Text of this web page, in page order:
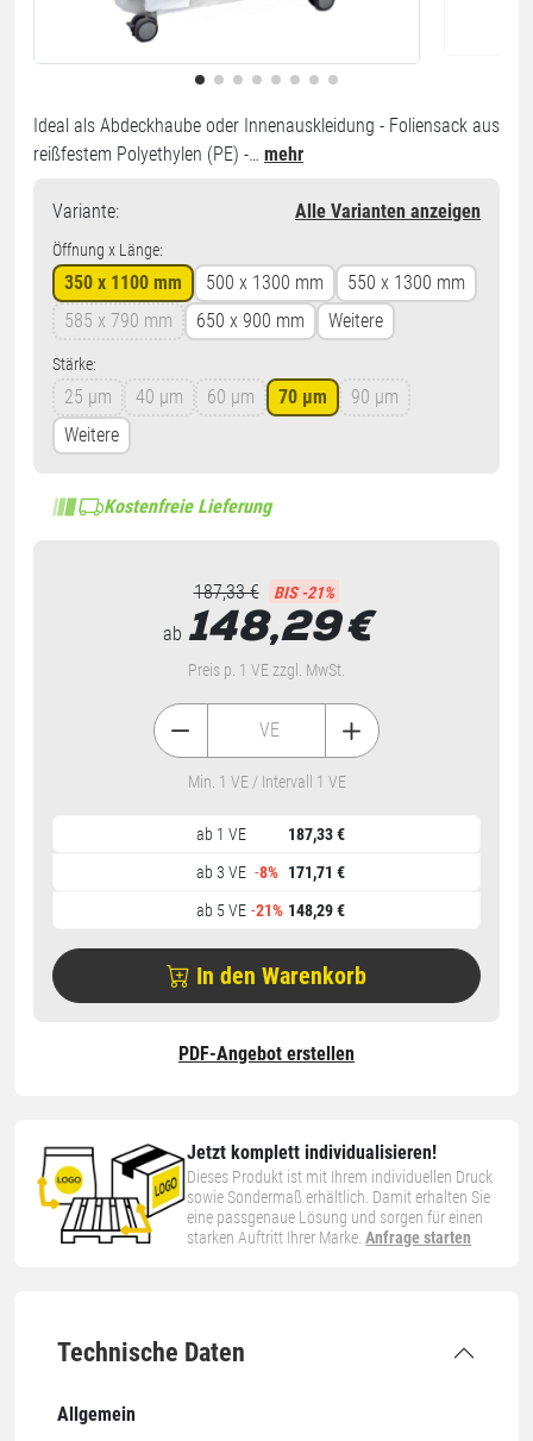
Jetzt komplett individualisieren!
Dieses Produkt ist mit Ihrem individuellen Druck
sowie Sondermaß erhältlich. Damit erhalten Sie
eine passgenaue Lösung und sorgen für einen
starken Auftritt Ihrer Marke.Anfrage starten
Technische Daten
Allgemein
Ideal als Abdeckhaube oder Innenauskleidung - Foliensack aus
reißfestem Polyethylen (PE) -… mehr
Variante: Alle Varianten anzeigen
Öffnung x Länge:
350 x 1100 mm 500 x 1300 mm
550 x 1300 mm
585 x 790 mm
650 x 900 mm Weitere
Stärke:
25 µm 40 µm 60 µm 70 µm
90 µm
Weitere
Kostenfreie Lieferung
187,33 € BIS -21%
ab 148,29 €
Preis p. 1 VE zzgl. MwSt.
ab 1 VE
187,33 €
ab 3 VE -8% 171,71 €
ab 5 VE -21% 148,29 €
VE
Min. 1 VE / Intervall 1 VE
In den Warenkorb
PDF-Angebot erstellen